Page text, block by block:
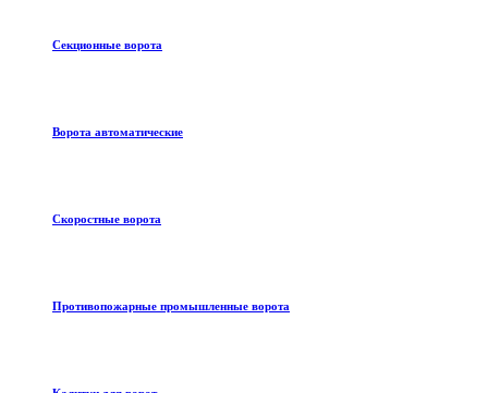
Секционные ворота
Ворота автоматические
Скоростные ворота
Противопожарные промышленные ворота